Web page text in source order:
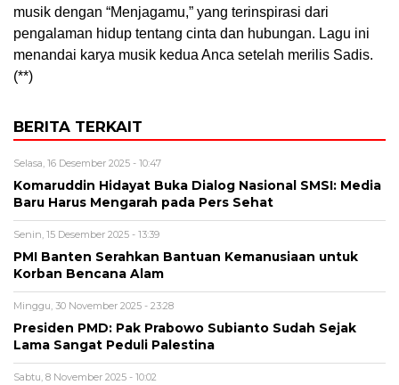
musik dengan “Menjagamu,” yang terinspirasi dari
pengalaman hidup tentang cinta dan hubungan. Lagu ini
menandai karya musik kedua Anca setelah merilis Sadis.
(**)
BERITA TERKAIT
Selasa, 16 Desember 2025 - 10:47
Komaruddin Hidayat Buka Dialog Nasional SMSI: Media
Baru Harus Mengarah pada Pers Sehat
Senin, 15 Desember 2025 - 13:39
PMI Banten Serahkan Bantuan Kemanusiaan untuk
Korban Bencana Alam
Minggu, 30 November 2025 - 23:28
Presiden PMD: Pak Prabowo Subianto Sudah Sejak
Lama Sangat Peduli Palestina
Sabtu, 8 November 2025 - 10:02